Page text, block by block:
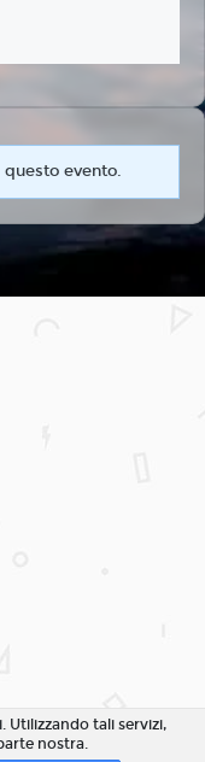
evento.
Utilizzando tali servizi,
nostra.